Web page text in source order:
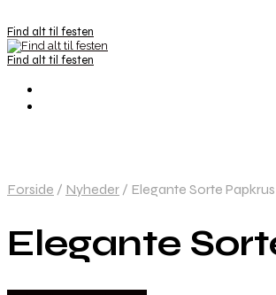
Find alt til festen
Find alt til festen
Forside / Nyheder / Elegante Sorte
Elegante